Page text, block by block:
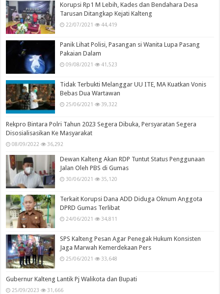
Korupsi Rp1 M Lebih, Kades dan Bendahara Desa
Tarusan Ditangkap Kejati Kalteng
22/07/2021 44,419
Panik Lihat Polisi, Pasangan si Wanita Lupa Pasang
Pakaian Dalam
09/08/2021 41,523
Tidak Terbukti Melanggar UU ITE, MA Kuatkan Vonis
Bebas Dua Wartawan
25/06/2021 39,322
Rekpro Bintara Polri Tahun 2023 Segera Dibuka, Persyaratan Segera
Disosialisasikan Ke Masyarakat
08/09/2022 36,292
Dewan Kalteng Akan RDP Tuntut Status Penggunaan
Jalan Oleh PBS di Gumas
30/06/2021 35,120
Terkait Korupsi Dana ADD Diduga Oknum Anggota
DPRD Gumas Terlibat
24/06/2021 34,811
SPS Kalteng Pesan Agar Penegak Hukum Konsisten
Jaga Marwah Kemerdekaan Pers
25/06/2021 33,648
Gubernur Kalteng Lantik Pj Walikota dan Bupati
25/09/2023 31,666